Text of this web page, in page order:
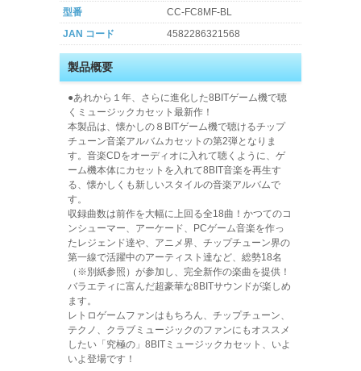
型番
CC-FC8MF-BL
JAN コード
4582286321568
製品概要
●あれから１年、さらに進化した8BITゲーム機で聴
くミュージックカセット最新作！
本製品は、懐かしの８BITゲーム機で聴けるチップ
チューン音楽アルバムカセットの第2弾となりま
す。音楽CDをオーディオに入れて聴くように、ゲ
ーム機本体にカセットを入れて8BIT音楽を再生す
る、懐かしくも新しいスタイルの音楽アルバムで
す。
収録曲数は前作を大幅に上回る全18曲！かつてのコ
ンシューマー、アーケード、PCゲーム音楽を作っ
たレジェンド達や、アニメ界、チップチューン界の
第一線で活躍中のアーティスト達など、総勢18名
（※別紙参照）が参加し、完全新作の楽曲を提供！
バラエティに富んだ超豪華な8BITサウンドが楽しめ
ます。
レトロゲームファンはもちろん、チップチューン、
テクノ、クラブミュージックのファンにもオススメ
したい「究極の」8BITミュージックカセット、いよ
いよ登場です！